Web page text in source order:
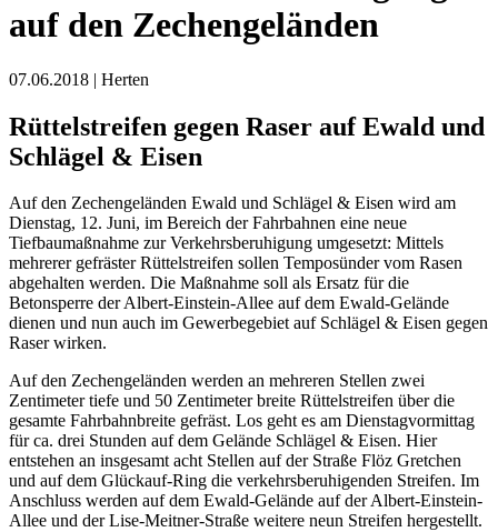
auf den Zechengeländen
07.06.2018 | Herten
Rüttelstreifen gegen Raser auf Ewald und
Schlägel & Eisen
Auf den Zechengeländen Ewald und Schlägel & Eisen wird am
Dienstag, 12. Juni, im Bereich der Fahrbahnen eine neue
Tiefbaumaßnahme zur Verkehrsberuhigung umgesetzt: Mittels
mehrerer gefräster Rüttelstreifen sollen Temposünder vom Rasen
abgehalten werden. Die Maßnahme soll als Ersatz für die
Betonsperre der Albert-Einstein-Allee auf dem Ewald-Gelände
dienen und nun auch im Gewerbegebiet auf Schlägel & Eisen gegen
Raser wirken.
Auf den Zechengeländen werden an mehreren Stellen zwei
Zentimeter tiefe und 50 Zentimeter breite Rüttelstreifen über die
gesamte Fahrbahnbreite gefräst. Los geht es am Dienstagvormittag
für ca. drei Stunden auf dem Gelände Schlägel & Eisen. Hier
entstehen an insgesamt acht Stellen auf der Straße Flöz Gretchen
und auf dem Glückauf-Ring die verkehrsberuhigenden Streifen. Im
Anschluss werden auf dem Ewald-Gelände auf der Albert-Einstein-
Allee und der Lise-Meitner-Straße weitere neun Streifen hergestellt.